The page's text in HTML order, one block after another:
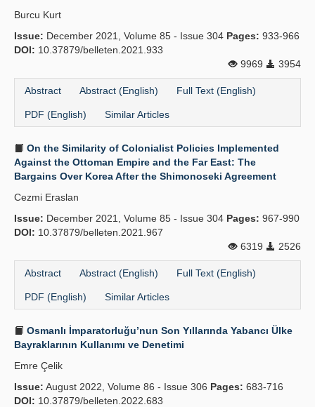
Burcu Kurt
Issue: December 2021, Volume 85 - Issue 304 Pages: 933-966
DOI: 10.37879/belleten.2021.933
9969
3954
Abstract Abstract (English) Full Text (English)
PDF (English) Similar Articles
On the Similarity of Colonialist Policies Implemented
Against the Ottoman Empire and the Far East: The
Bargains Over Korea After the Shimonoseki Agreement
Cezmi Eraslan
Issue: December 2021, Volume 85 - Issue 304 Pages: 967-990
DOI: 10.37879/belleten.2021.967
6319
2526
Abstract Abstract (English) Full Text (English)
PDF (English) Similar Articles
Osmanlı İmparatorluğu’nun Son Yıllarında Yabancı Ülke
Bayraklarının Kullanımı ve Denetimi
Emre Çelik
Issue: August 2022, Volume 86 - Issue 306 Pages: 683-716
DOI: 10.37879/belleten.2022.683